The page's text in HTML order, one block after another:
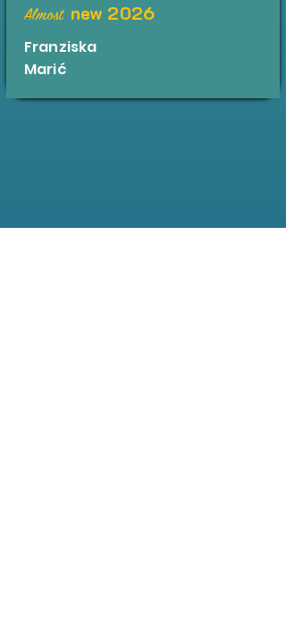
Almost new 2026
Franziska
Marić